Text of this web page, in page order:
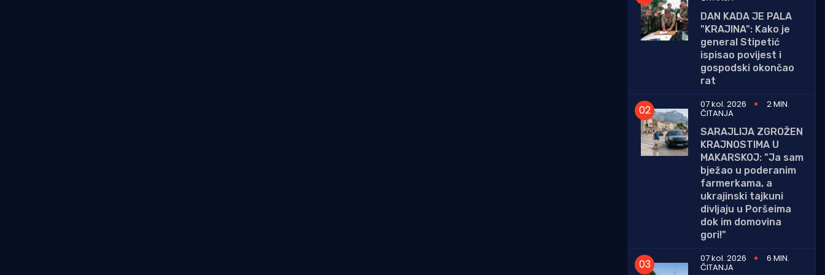
DAN KADA JE PALA
"KRAJINA": Kako je
general Stipetić
ispisao povijest i
gospodski okončao
rat
07 kol. 2026
2 MIN.
ČITANJA
SARAJLIJA ZGROŽEN
KRAJNOSTIMA U
MAKARSKOJ: "Ja sam
bježao u poderanim
farmerkama, a
ukrajinski tajkuni
divljaju u Poršeima
dok im domovina
gori!"
07 kol. 2026
6 MIN.
ČITANJA